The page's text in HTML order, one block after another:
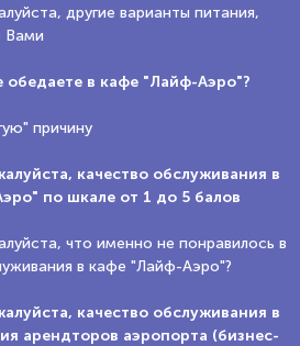
другие варианты питания,
Вами
обедаете в кафе "Лайф-Аэро"?
причину
качество обслуживания в
по шкале от 1 до 5 балов
что именно не понравилось в
в кафе "Лайф-Аэро"?
качество обслуживания в
арендторов аэропорта (бизнес-